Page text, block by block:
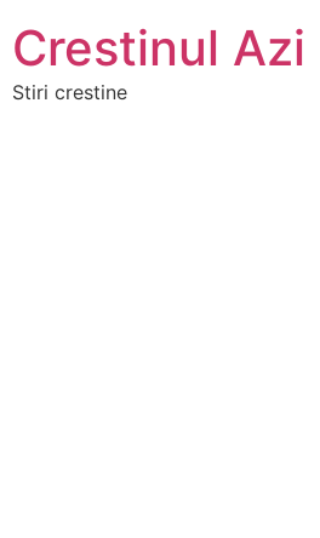
Crestinul Azi
Stiri crestine